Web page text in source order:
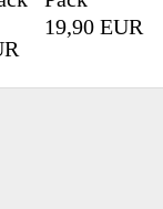
19,90 EUR